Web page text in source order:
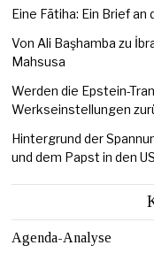
Eine Fātiha: Ein Brief
Von Ali Başhamba zu
Mahsusa
Werden die Epstein-
Werkseinstellungen
Hintergrund der
und dem Papst in den
Agenda-Analyse